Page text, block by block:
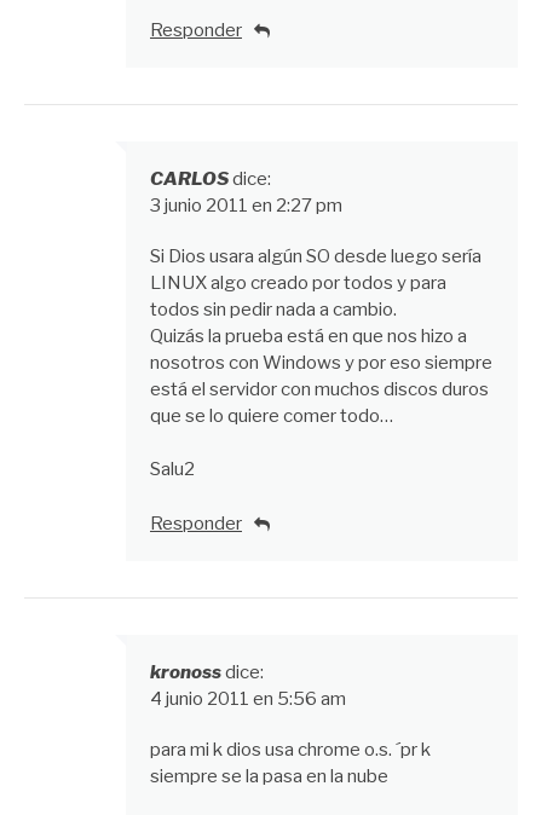
Responder
CARLOSdice:
3 junio 2011 en 2:27 pm
Si Dios usara algún SO desde luego sería
LINUX algo creado por todos y para
todos sin pedir nada a cambio.
Quizás la prueba está en que nos hizo a
nosotros con Windows y por eso siempre
está el servidor con muchos discos duros
que se lo quiere comer todo…
Salu2
Responder
kronossdice:
4 junio 2011 en 5:56 am
para mi k dios usa chrome o.s. ´pr k
siempre se la pasa en la nube